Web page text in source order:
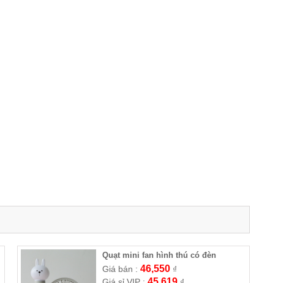
Quạt mini fan hình thú có đèn
Giá bán : 46,550₫